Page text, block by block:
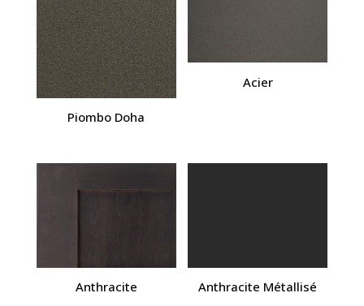
Piombo Doha
Acier
Anthracite Anthracite Métallisé